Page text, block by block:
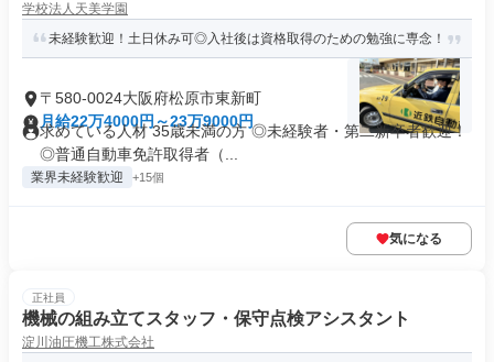
学校法人天美学園
未経験歓迎！土日休み可◎入社後は資格取得のための勉強に専念！
〒580-0024大阪府松原市東新町
月給22万4000円～23万9000円
求めている人材 35歳未満の方 ◎未経験者・第二新卒者歓迎！
◎普通自動車免許取得者（...
業界未経験歓迎 +15個
気になる
正社員
機械の組み立てスタッフ・保守点検アシスタント
淀川油圧機工株式会社